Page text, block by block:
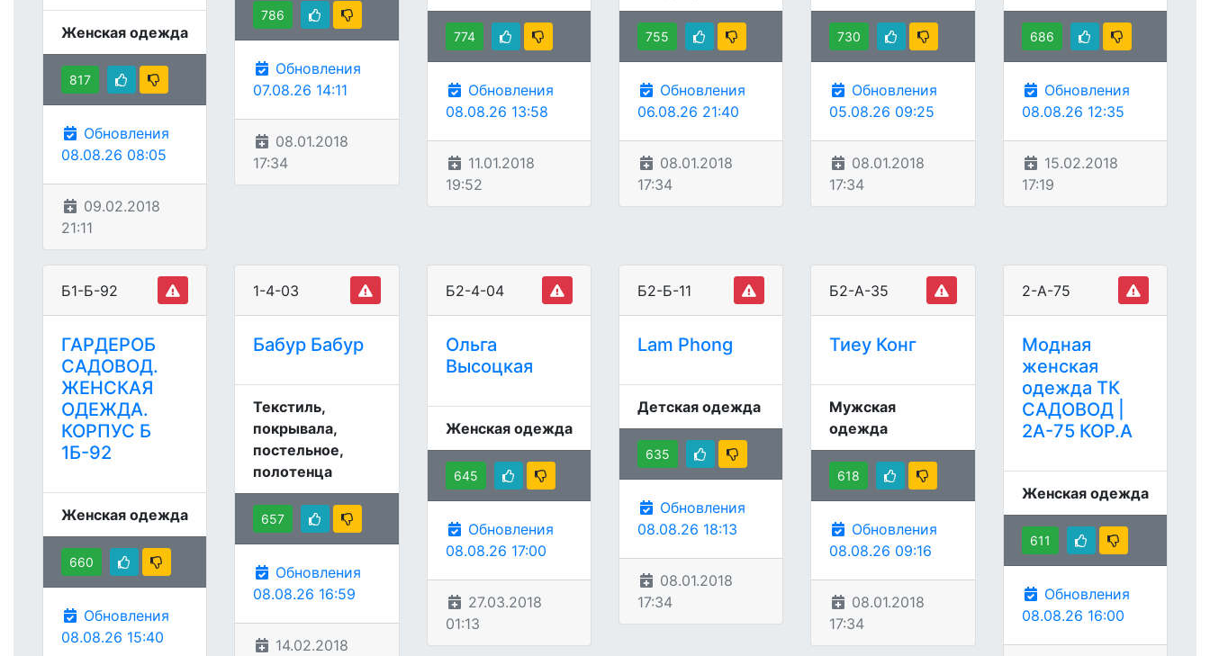
Женская одежда
817
Обновления
08.08.26 08:05
09.02.2018
21:11
786
Обновления
07.08.26 14:11
08.01.2018
17:34
774
Обновления
08.08.26 13:58
11.01.2018
19:52
755
Обновления
06.08.26 21:40
08.01.2018
17:34
730
Обновления
05.08.26 09:25
08.01.2018
17:34
686
Обновления
08.08.26 12:35
15.02.2018
17:19
Б1-Б-92
ГАРДЕРОБ
САДОВОД.
ЖЕНСКАЯ
ОДЕЖДА.
КОРПУС Б
1Б-92
Женская одежда
660
Обновления
08.08.26 15:40
1-4-03
Бабур Бабур
Текстиль,
покрывала,
постельное,
полотенца
657
Обновления
08.08.26 16:59
14.02.2018
Б2-4-04
Ольга
Высоцкая
Женская одежда
645
Обновления
08.08.26 17:00
27.03.2018
01:13
Б2-Б-11
Lam Phong
Детская одежда
635
Обновления
08.08.26 18:13
08.01.2018
17:34
Б2-А-35
Тиеу Конг
Мужская
одежда
618
Обновления
08.08.26 09:16
08.01.2018
17:34
2-А-75
Модная
женская
одежда ТК
САДОВОД |
2А-75 КОР.А
Женская одежда
611
Обновления
08.08.26 16:00